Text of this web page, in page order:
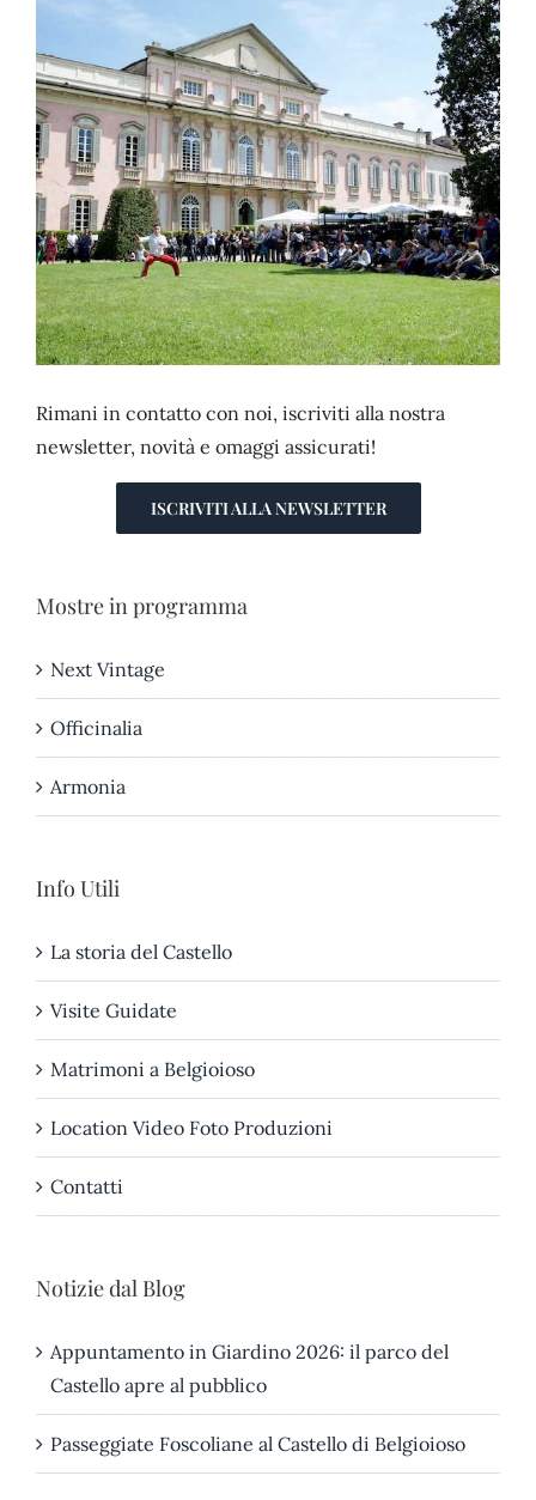
CONTATTI
Rimani in contatto con noi, iscriviti alla nostra
newsletter, novità e omaggi assicurati!
ISCRIVITI ALLA NEWSLETTER
Mostre in programma
Next Vintage
Officinalia
Armonia
Info Utili
La storia del Castello
Visite Guidate
Matrimoni a Belgioioso
Location Video Foto Produzioni
Contatti
Notizie dal Blog
Appuntamento in Giardino 2026: il parco del
Castello apre al pubblico
Passeggiate Foscoliane al Castello di Belgioioso